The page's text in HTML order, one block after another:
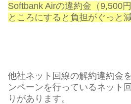
Softbank Airの違約金（9,500
ところにすると負担がぐっと
他社ネット回線の解約違約金
ンペーンを行っているネット
りがあります。